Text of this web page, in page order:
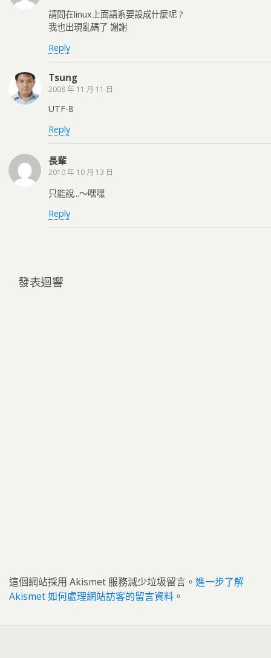
請問在linux上面語系要設成什麼呢 ?
我也出現亂碼了 謝謝
Reply
Tsung
2008 年 11 月 11 日
UTF-8
Reply
長輩
2010 年 10 月 13 日
只能說...～嘿嘿
Reply
發表迴響
這個網站採用 Akismet 服務減少垃圾留言。 進一步了解
Akismet 如何處理網站訪客的留言資料 。